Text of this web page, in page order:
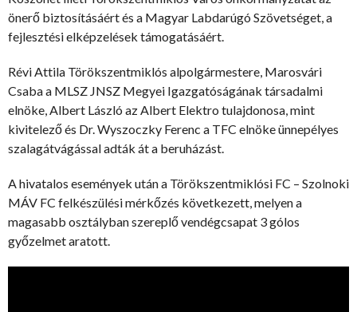
önerő biztosításáért és a Magyar Labdarúgó Szövetséget, a
fejlesztési elképzelések támogatásáért.
Révi Attila Törökszentmiklós alpolgármestere, Marosvári
Csaba a MLSZ JNSZ Megyei Igazgatóságának társadalmi
elnöke, Albert László az Albert Elektro tulajdonosa, mint
kivitelező és Dr. Wyszoczky Ferenc a TFC elnöke ünnepélyes
szalagátvágással adták át a beruházást.
A hivatalos események után a Törökszentmiklósi FC – Szolnoki
MÁV FC felkészülési mérkőzés következett, melyen a
magasabb osztályban szereplő vendégcsapat 3 gólos
győzelmet aratott.